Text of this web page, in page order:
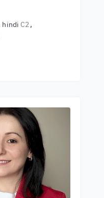
hindi C2